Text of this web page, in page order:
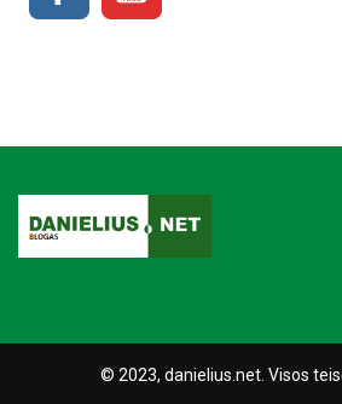
© 2023, danielius.net. Visos